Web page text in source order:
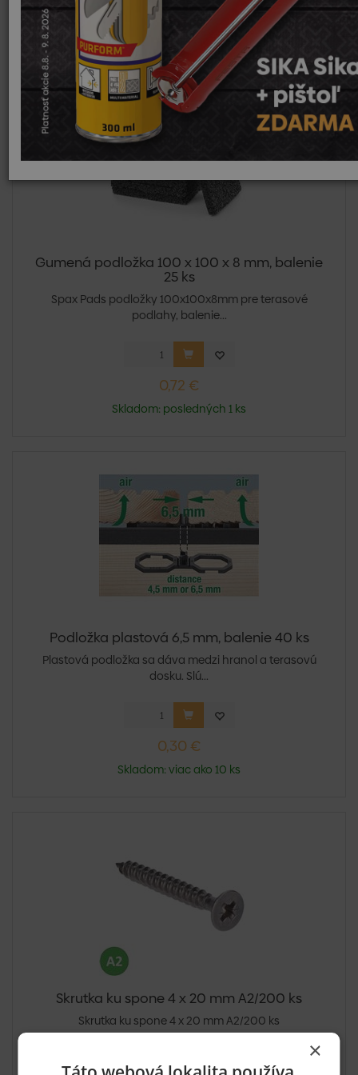
Skladom Sezóna Top Novinka Výpredaj
Gumená podložka 100 x 100 x 8 mm, balenie
25 ks
Spax Pads podložky 100x100x8mm pre terasové
podlahy, balenie...
0,72 €
Skladom: posledných 1 ks
Podložka plastová 6,5 mm, balenie 40 ks
Plastová podložka sa dáva medzi hranol a terasovú
dosku. Slú...
0,30 €
Skladom: viac ako 10 ks
Skrutka ku spone 4 x 20 mm A2/200 ks
Skrutka ku spone 4 x 20 mm A2/200 ks
×